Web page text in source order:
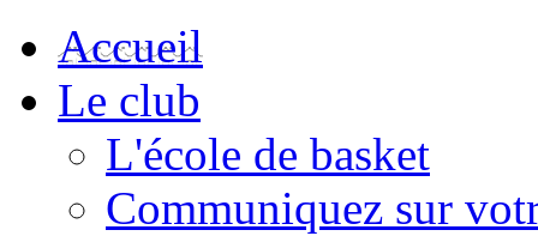
Accueil
Le club
L'école de basket
Communiquez sur